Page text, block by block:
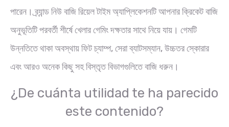
পারেন। ব্র্যান্ড নিউ বাজি রিয়েল টাইম অ্যাপ্লিকেশনটি আপনার ক্রিকেট বাজি
অনুভূতিটি পরবর্তী শীর্ষে খেলার গেমিং দক্ষতার সাথে নিয়ে যায়। গেমটি
উন্নতিতে থাকা অবস্থায় ফিট চ্যাম্প, সেরা ব্যাটসম্যান, উচ্চতর স্কোরার
এবং আরও অনেক কিছু সহ বিস্তৃত বিভাগগুলিতে বাজি ধরুন।
¿De cuánta utilidad te ha parecido
este contenido?